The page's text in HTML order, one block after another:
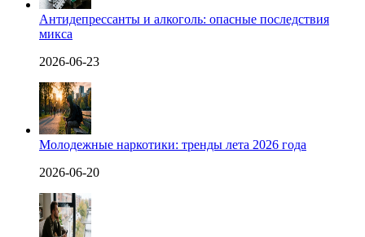
Антидепрессанты и алкоголь: опасные последствия
микса
2026-06-23
Молодежные наркотики: тренды лета 2026 года
2026-06-20